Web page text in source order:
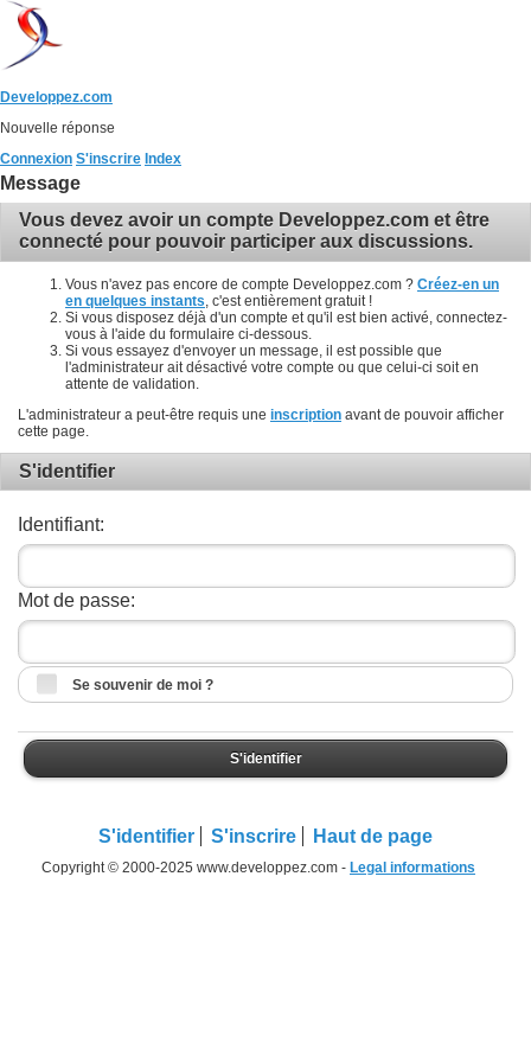
Developpez.com
Nouvelle réponse
Connexion S'inscrire Index
Message
Vous devez avoir un compte Developpez.com et être
connecté pour pouvoir participer aux discussions.
Vous n'avez pas encore de compte Developpez.com ? Créez-en un
en quelques instants , c'est entièrement gratuit !
Si vous disposez déjà d'un compte et qu'il est bien activé, connectez-
vous à l'aide du formulaire ci-dessous.
Si vous essayez d'envoyer un message, il est possible que
l'administrateur ait désactivé votre compte ou que celui-ci soit en
attente de validation.
L'administrateur a peut-être requis une inscription avant de pouvoir afficher
cette page.
S'identifier
Identifiant:
Mot de passe:
Se souvenir de moi ?
S'identifier
S'identifier S'inscrire Haut de page
Copyright © 2000-2025 www.developpez.com - Legal informations